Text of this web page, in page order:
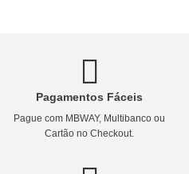
Pagamentos Fáceis
Pague com MBWAY, Multibanco ou
Cartão no Checkout.